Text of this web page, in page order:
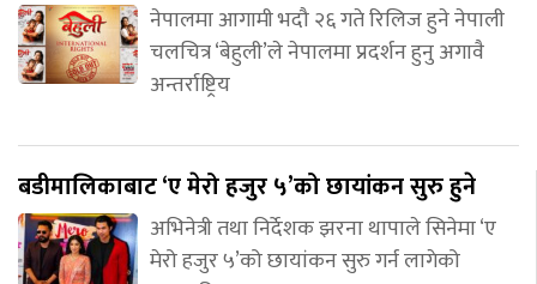
नेपालमा आगामी भदौ २६ गते रिलिज हुने नेपाली
चलचित्र ‘बेहुली’ले नेपालमा प्रदर्शन हुनु अगावै
अन्तर्राष्ट्रिय
बडीमालिकाबाट ‘ए मेरो हजुर ५’को छायांकन सुरु हुने
अभिनेत्री तथा निर्देशक झरना थापाले सिनेमा ‘ए
मेरो हजुर ५’को छायांकन सुरु गर्न लागेको